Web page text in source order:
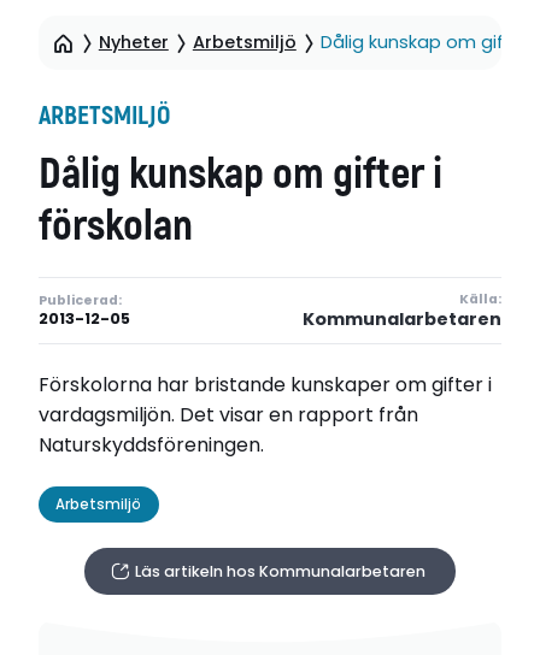
Nyheter Arbetsmiljö Dålig kunskap om gifter
ARBETSMILJÖ
Dålig kunskap om gifter i
förskolan
Publicerad:
2013-12-05
Källa:
Kommunalarbetaren
Förskolorna har bristande kunskaper om gifter i
vardagsmiljön. Det visar en rapport från
Naturskyddsföreningen.
Arbetsmiljö
Läs artikeln hos Kommunalarbetaren